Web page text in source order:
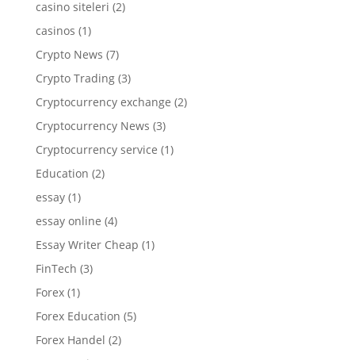
casino siteleri (2)
casinos (1)
Crypto News (7)
Crypto Trading(3)
Cryptocurrency exchange (2)
Cryptocurrency News (3)
Cryptocurrency service (1)
Education (2)
essay(1)
essay online (4)
Essay Writer Cheap (1)
FinTech (3)
Forex(1)
Forex Education (5)
Forex Handel (2)